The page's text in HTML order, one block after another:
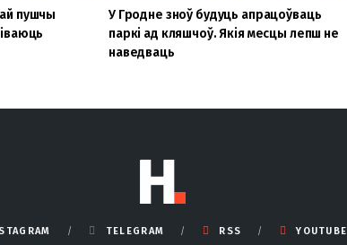
пушчы
У Гродне зноў будуць апрацоўваць
паркі ад кляшчоў. Якія месцы лепш не
наведваць
TELEGRAM RSS YOUTUBE